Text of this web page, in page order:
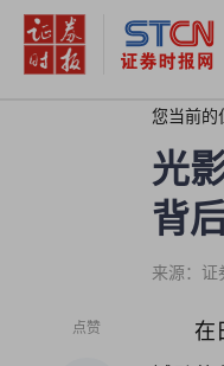
您当前的
光
背
来源：证
点赞
在